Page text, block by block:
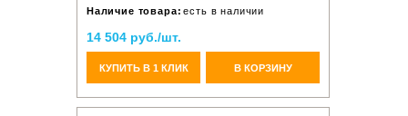
Наличие товара: есть в наличии
14 504 руб./шт.
КУПИТЬ В 1 КЛИК В КОРЗИНУ